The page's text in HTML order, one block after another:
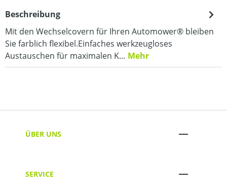
Beschreibung
Mit den Wechselcovern für Ihren Automower® bleiben
Sie farblich flexibel.Einfaches werkzeugloses
Austauschen für maximalen K… Mehr
ÜBER UNS
SERVICE